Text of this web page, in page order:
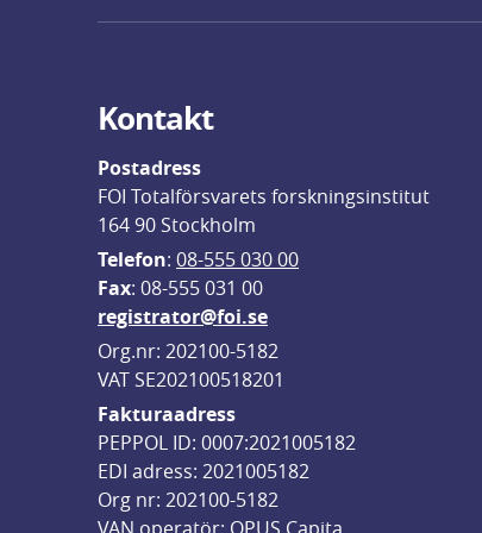
Kontakt
Postadress
FOI Totalförsvarets forskningsinstitut
164 90 Stockholm
Telefon: 08-555 030 00
Fax: 08-555 031 00
registrator@foi.se
Org.nr: 202100-5182
VAT SE202100518201
Fakturaadress
PEPPOL ID: 0007:2021005182
EDI adress: 2021005182
Org nr: 202100-5182